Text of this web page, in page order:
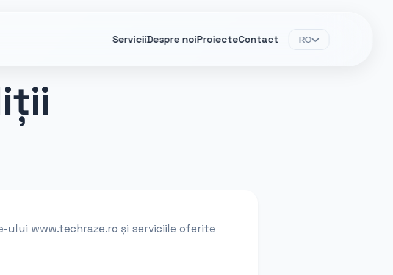
ServiciiDespre noiProiecteContact RO
ului www.techraze.ro și serviciile oferite